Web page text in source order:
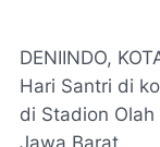
DENIINDO,
Hari Santri di
di Stadion
Jawa Barat.